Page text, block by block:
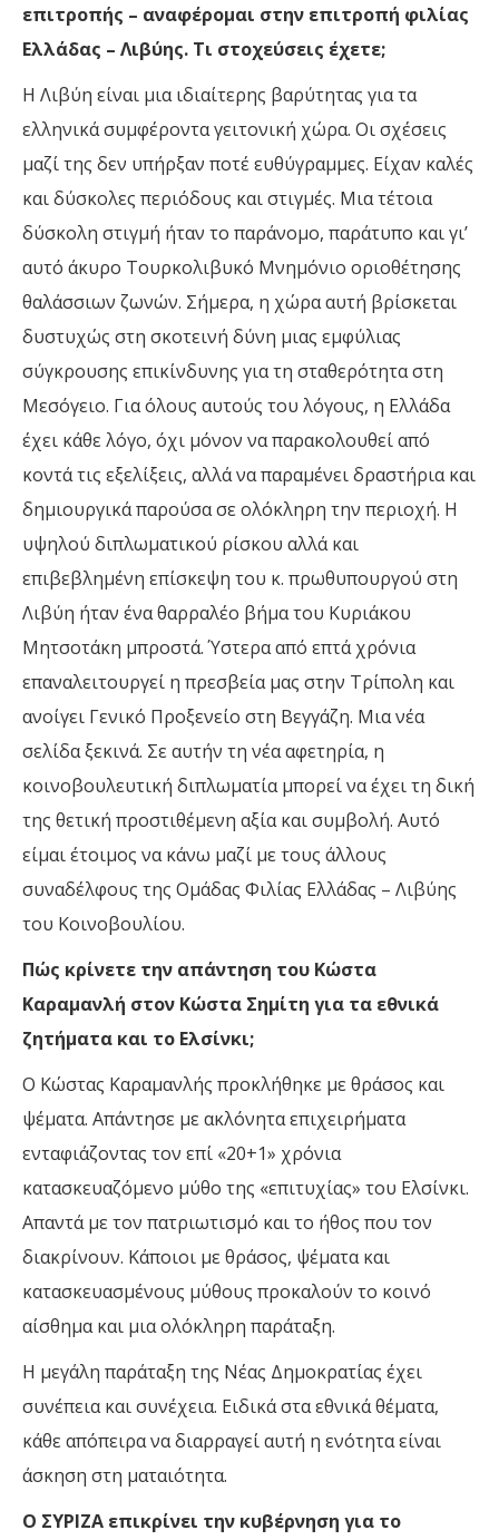
επιτροπής – αναφέρομαι στην επιτροπή φιλίας
Ελλάδας – Λιβύης. Τι στοχεύσεις έχετε;
Η Λιβύη είναι μια ιδιαίτερης βαρύτητας για τα
ελληνικά συμφέροντα γειτονική χώρα. Οι σχέσεις
μαζί της δεν υπήρξαν ποτέ ευθύγραμμες. Είχαν καλές
και δύσκολες περιόδους και στιγμές. Μια τέτοια
δύσκολη στιγμή ήταν το παράνομο, παράτυπο και γι’
αυτό άκυρο Τουρκολιβυκό Μνημόνιο οριοθέτησης
θαλάσσιων ζωνών. Σήμερα, η χώρα αυτή βρίσκεται
δυστυχώς στη σκοτεινή δύνη μιας εμφύλιας
σύγκρουσης επικίνδυνης για τη σταθερότητα στη
Μεσόγειο. Για όλους αυτούς του λόγους, η Ελλάδα
έχει κάθε λόγο, όχι μόνον να παρακολουθεί από
κοντά τις εξελίξεις, αλλά να παραμένει δραστήρια και
δημιουργικά παρούσα σε ολόκληρη την περιοχή. Η
υψηλού διπλωματικού ρίσκου αλλά και
επιβεβλημένη επίσκεψη του κ. πρωθυπουργού στη
Λιβύη ήταν ένα θαρραλέο βήμα του Κυριάκου
Μητσοτάκη μπροστά. Ύστερα από επτά χρόνια
επαναλειτουργεί η πρεσβεία μας στην Τρίπολη και
ανοίγει Γενικό Προξενείο στη Βεγγάζη. Μια νέα
σελίδα ξεκινά. Σε αυτήν τη νέα αφετηρία, η
κοινοβουλευτική διπλωματία μπορεί να έχει τη δική
της θετική προστιθέμενη αξία και συμβολή. Αυτό
είμαι έτοιμος να κάνω μαζί με τους άλλους
συναδέλφους της Ομάδας Φιλίας Ελλάδας – Λιβύης
του Κοινοβουλίου.
Πώς κρίνετε την απάντηση του Κώστα
Καραμανλή στον Κώστα Σημίτη για τα εθνικά
ζητήματα και το Ελσίνκι;
Ο Κώστας Καραμανλής προκλήθηκε με θράσος και
ψέματα. Απάντησε με ακλόνητα επιχειρήματα
ενταφιάζοντας τον επί «20+1» χρόνια
κατασκευαζόμενο μύθο της «επιτυχίας» του Ελσίνκι.
Απαντά με τον πατριωτισμό και το ήθος που τον
διακρίνουν. Κάποιοι με θράσος, ψέματα και
κατασκευασμένους μύθους προκαλούν το κοινό
αίσθημα και μια ολόκληρη παράταξη.
Η μεγάλη παράταξη της Νέας Δημοκρατίας έχει
συνέπεια και συνέχεια. Ειδικά στα εθνικά θέματα,
κάθε απόπειρα να διαρραγεί αυτή η ενότητα είναι
άσκηση στη ματαιότητα.
Ο ΣΥΡΙΖΑ επικρίνει την κυβέρνηση για το